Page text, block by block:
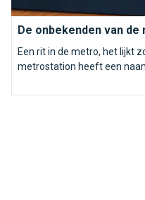
De onbekenden van de
Een rit in de metro, het lijkt
metrostation heeft een